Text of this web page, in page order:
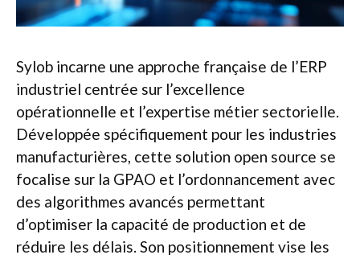
Sylob incarne une approche française de l’ERP
industriel centrée sur l’excellence
opérationnelle et l’expertise métier sectorielle.
Développée spécifiquement pour les industries
manufacturières, cette solution open source se
focalise sur la GPAO et l’ordonnancement avec
des algorithmes avancés permettant
d’optimiser la capacité de production et de
réduire les délais. Son positionnement vise les